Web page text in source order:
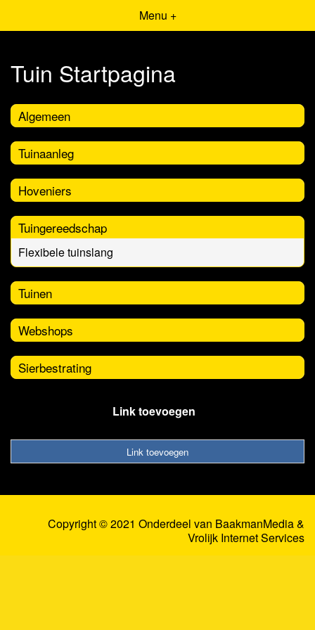
Menu +
Tuin Startpagina
Algemeen
Tuinaanleg
Hoveniers
Tuingereedschap
Flexibele tuinslang
Tuinen
Webshops
Sierbestrating
Link toevoegen
Link toevoegen
Copyright © 2021 Onderdeel van BaakmanMedia&
Vrolijk Internet Services